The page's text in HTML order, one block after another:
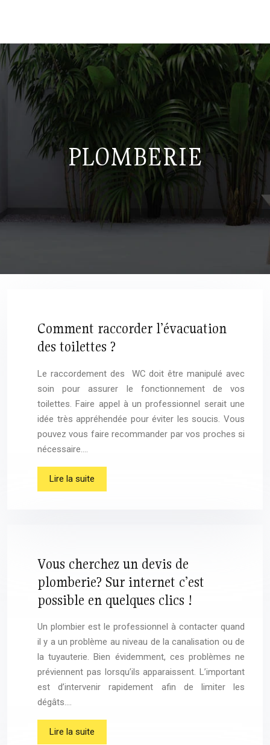
PLOMBERIE
Comment raccorder l’évacuation
des toilettes ?
Le raccordement des WC doit être manipulé avec
soin pour assurer le fonctionnement de vos
toilettes. Faire appel à un professionnel serait une
idée très appréhendée pour éviter les soucis. Vous
pouvez vous faire recommander par vos proches si
nécessaire….
Lire la suite
Vous cherchez un devis de
plomberie? Sur internet c’est
possible en quelques clics !
Un plombier est le professionnel à contacter quand
il y a un problème au niveau de la canalisation ou de
la tuyauterie. Bien évidemment, ces problèmes ne
préviennent pas lorsqu’ils apparaissent. L’important
est d’intervenir rapidement afin de limiter les
dégâts….
Lire la suite